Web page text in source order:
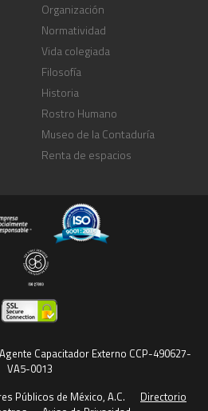
Organización
Normatividad
Vida colegiada
Filosofía
Historia
Rostro Humano
Museo de la Contaduría
Renta de espacios
Capacitador Externo CCP-490627-
VA5-0013
Públicos de México, A.C.
Directorio